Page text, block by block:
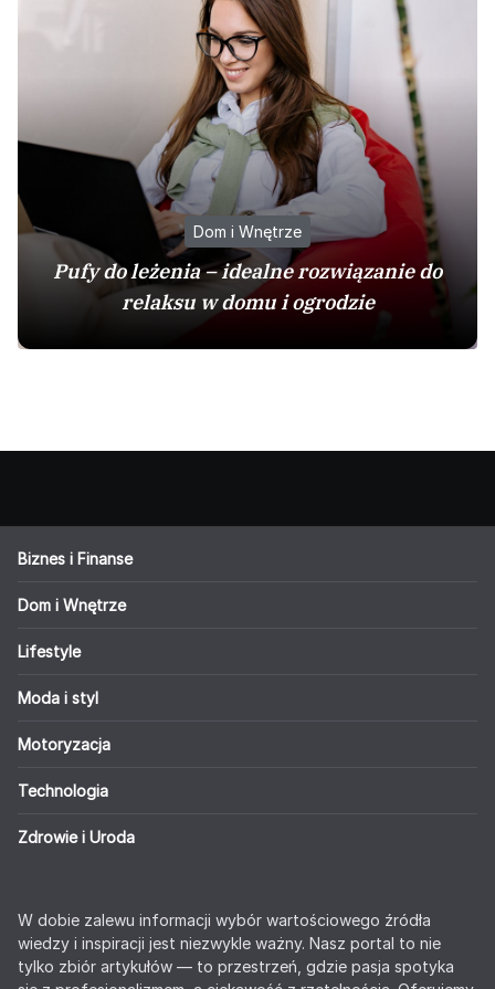
Dom i Wnętrze
Pufy do leżenia – idealne rozwiązanie do
relaksu w domu i ogrodzie
Biznes i Finanse
Dom i Wnętrze
Lifestyle
Moda i styl
Motoryzacja
Technologia
Zdrowie i Uroda
W dobie zalewu informacji wybór wartościowego źródła
wiedzy i inspiracji jest niezwykle ważny. Nasz portal to nie
tylko zbiór artykułów — to przestrzeń, gdzie pasja spotyka